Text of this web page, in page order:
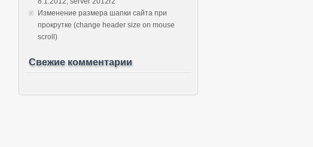
Изменение размера шапки сайта при
прокрутке (change header size on mouse
scroll)
Свежие комментарии